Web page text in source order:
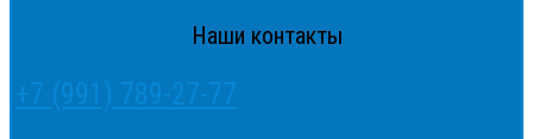
Наши контакты
+7 (991) 789-27-77